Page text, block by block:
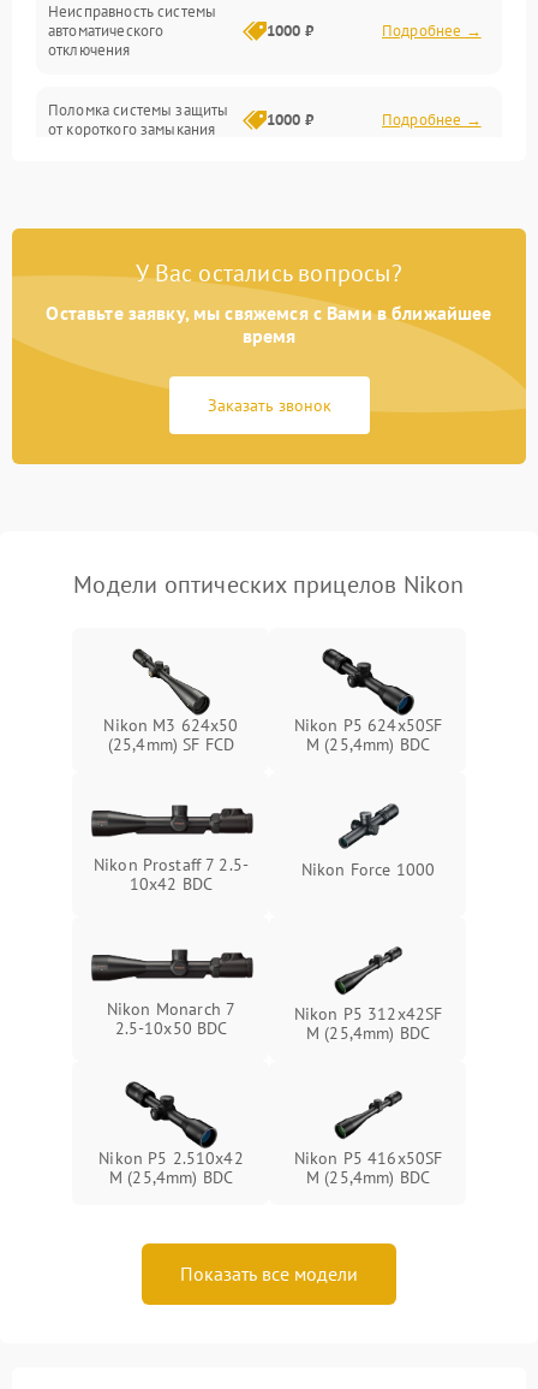
Механика
Корпус/Герметичность
Неисправность системы
автоматического
отключения
1000 ₽ Подробнее →
Поломка системы защиты
от короткого замыкания
1000 ₽ Подробнее →
Неисправность системы
перенапряжения
1000 ₽ Подробнее →
Неисправность системы
защиты от замыкания
1000 ₽
защиты от перегрева
У Вас остались вопросы?
Оставьте заявку, мы свяжемся с Вами в ближайшее
время
Заказать звонок
Модели оптических прицелов Nikon
Nikon M3 624x50
(25,4mm) SF FCD
Nikon P5 624x50SF
M (25,4mm) BDC
Nikon Prostaff 7 2.5-
10x42 BDC
Nikon Force 1000
Nikon Monarch 7
2.5-10x50 BDC
Nikon P5 312x42SF
M (25,4mm) BDC
Nikon P5 2.510x42
M (25,4mm) BDC
Nikon P5 416x50SF
M (25,4mm) BDC
Показать все модели